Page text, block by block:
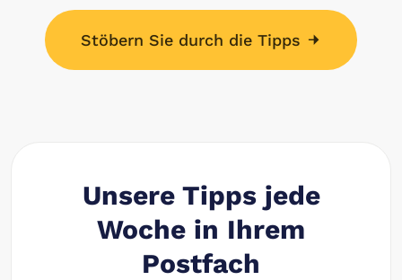
Stöbern Sie durch die Tipps
Unsere Tipps jede
Woche in Ihrem
Postfach